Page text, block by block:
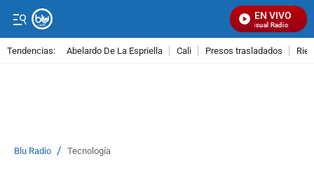
EN VIVO
Señal Visual Radio
Tendencias: Abelardo De La Espriella Cali Presos trasladados
Blu Radio / Tecnología